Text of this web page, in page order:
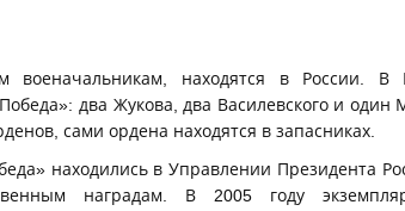
военачальникам, находятся в России. В
два Жукова, два Василевского и один
сами ордена находятся в запасниках.
находились в Управлении Президента
наградам. В 2005 году